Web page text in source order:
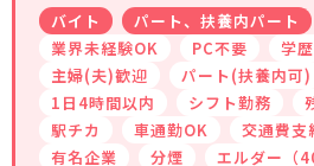
こだわり 指定なし
キーワード 指定なし
検索履歴はありません。
バイト パート、扶養内パート
業界未経験OK
PC不要 学
主婦(夫)歓迎
パート(扶養内可)
1日4時間以内
シフト勤務
駅チカ
車通勤OK 交通費支
有名企業
分煙
エルダー（